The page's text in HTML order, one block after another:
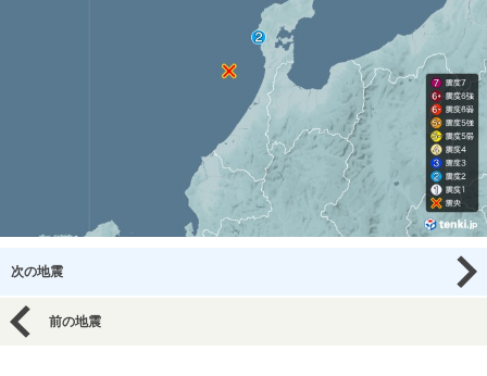
次の地震
前の地震